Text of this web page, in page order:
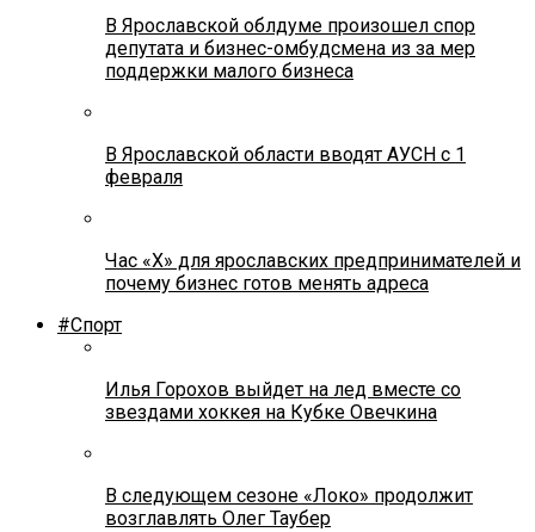
В Ярославской облдуме произошел спор
депутата и бизнес-омбудсмена из за мер
поддержки малого бизнеса
В Ярославской области вводят АУСН с 1
февраля
Час «Х» для ярославских предпринимателей и
почему бизнес готов менять адреса
#Спорт
Илья Горохов выйдет на лед вместе со
звездами хоккея на Кубке Овечкина
В следующем сезоне «Локо» продолжит
возглавлять Олег Таубер